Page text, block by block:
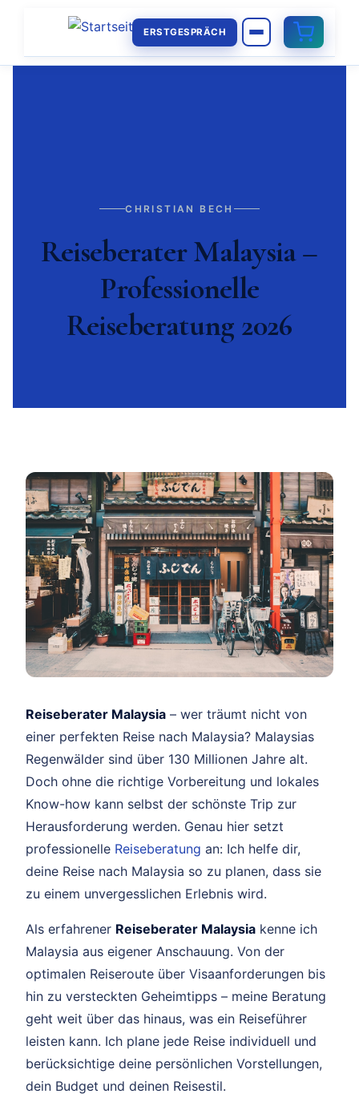
ERSTGESPRÄCH
CHRISTIAN BECH
Reiseberater Malaysia –
Professionelle
Reiseberatung 2026
Reiseberater Malaysia – wer träumt nicht von
einer perfekten Reise nach Malaysia? Malaysias
Regenwälder sind über 130 Millionen Jahre alt.
Doch ohne die richtige Vorbereitung und lokales
Know-how kann selbst der schönste Trip zur
Herausforderung werden. Genau hier setzt
professionelle Reiseberatung an: Ich helfe dir,
deine Reise nach Malaysia so zu planen, dass sie
zu einem unvergesslichen Erlebnis wird.
Als erfahrener Reiseberater Malaysia kenne ich
Malaysia aus eigener Anschauung. Von der
optimalen Reiseroute über Visaanforderungen bis
hin zu versteckten Geheimtipps – meine Beratung
geht weit über das hinaus, was ein Reiseführer
leisten kann. Ich plane jede Reise individuell und
berücksichtige deine persönlichen Vorstellungen,
dein Budget und deinen Reisestil.